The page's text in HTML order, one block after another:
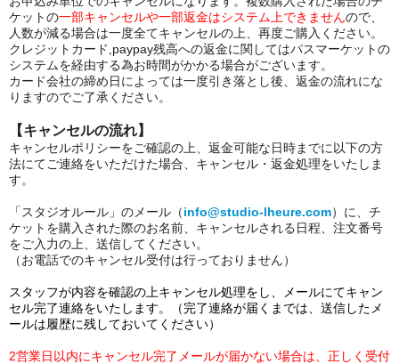
ケットの一部キャンセルや一部返金はシステム上できませんので、
人数が減る場合は一度全てキャンセルの上、再度ご購入ください。
クレジットカード,paypay残高への返金に関してはパスマーケットの
システムを経由する為お時間がかかる場合がございます。
カード会社の締め日によっては一度引き落とし後、返金の流れにな
りますのでご了承ください。
【キャンセルの流れ】
キャンセルポリシーをご確認の上、返金可能な日時までに以下の方
法にてご連絡をいただけた場合、キャンセル・返金処理をいたしま
す。
「スタジオルール」のメール（info@studio-lheure.com）に、チ
ケットを購入された際のお名前、キャンセルされる日程、注文番号
をご入力の上、送信してください。
（お電話でのキャンセル受付は行っておりません）
スタッフが内容を確認の上キャンセル処理をし、メールにてキャン
セル完了連絡をいたします。（完了連絡が届くまでは、送信したメ
ールは履歴に残しておいてください）
2営業日以内にキャンセル完了メールが届かない場合は、正しく受付